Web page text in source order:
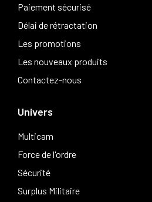
Paiement sécurisé
Délai de rétractation
Les promotions
Les nouveaux produits
Contactez-nous
Univers
Multicam
Force de l'ordre
Sécurité
Surplus Militaire